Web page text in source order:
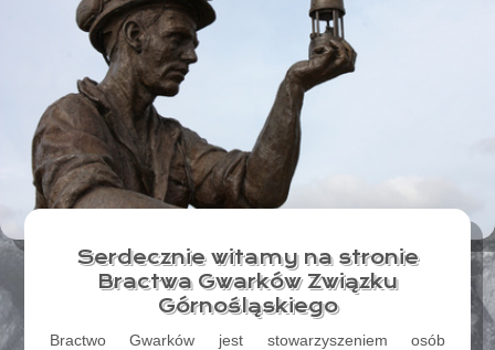
Serdecznie witamy na stronie
Bractwa Gwarków Związku
Górnośląskiego
Bractwo Gwarków jest stowarzyszeniem osób